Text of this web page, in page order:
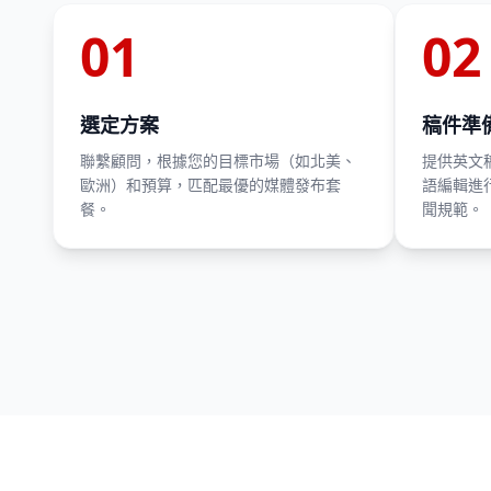
01
選定方案
聯繫顧問，根據您的目標市場（如北美、
歐洲）和預算，匹配最優的媒體發布套
餐。
02
稿件準
提供英文
語編輯進
聞規範。